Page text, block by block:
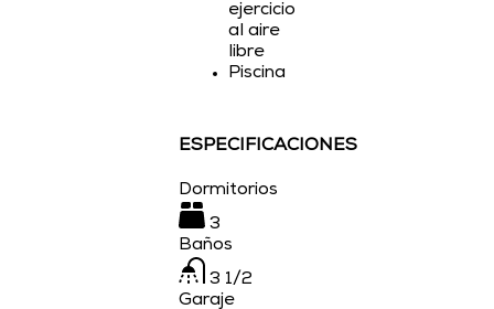
ejercicio
al aire
libre
Piscina
ESPECIFICACIONES
Dormitorios
3
Baños
3 1/2
Garaje